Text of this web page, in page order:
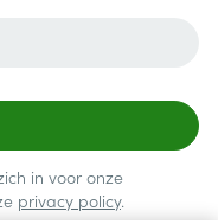
in voor onze
privacy policy.